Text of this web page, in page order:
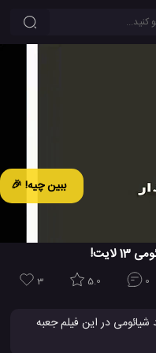
ببین چیه! 🎉
3 5.0 0
جدید شیائومی در این فیلم جعبه